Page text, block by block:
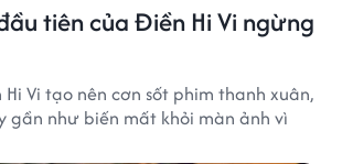
tiên của Điền Hi Vi ngừng
Vi tạo nên cơn sốt phim thanh xuân,
gần như biến mất khỏi màn ảnh vì